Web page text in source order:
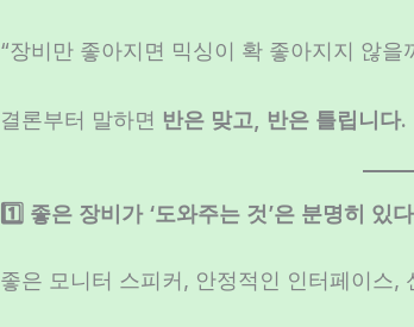
“장비만 좋아지면 믹싱이 확 좋아지지 않을
결론부터 말하면 반은 맞고, 반은 틀립니다.
1️⃣ 좋은 장비가 ‘도와주는 것’은 분명히 있다
좋은 모니터 스피커, 안정적인 인터페이스,